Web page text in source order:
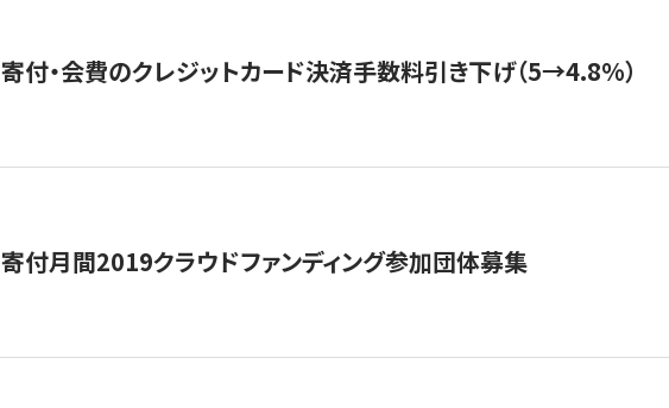
寄付・会費のクレジットカード決済手数料引き下げ（5→4.8%）
寄付月間2019クラウドファンディング参加団体募集